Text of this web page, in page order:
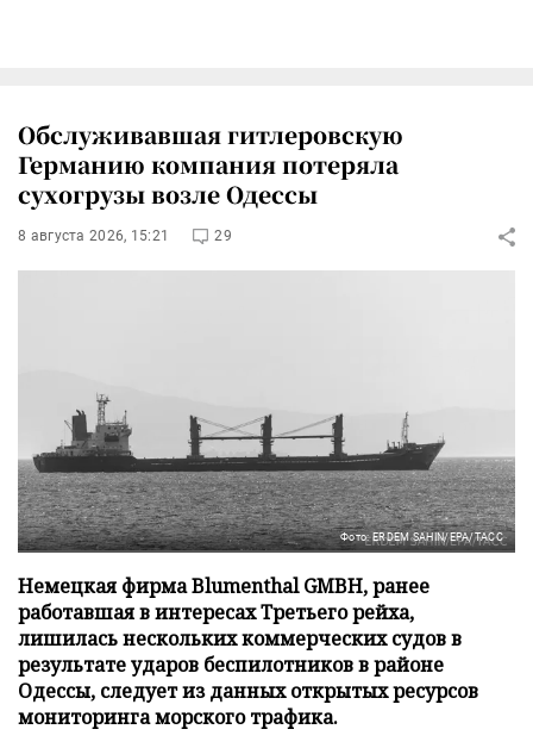
Обслуживавшая гитлеровскую
Германию компания потеряла
сухогрузы возле Одессы
8 августа 2026, 15:21 29
Фото: ERDEM SAHIN/EPA/ТАСС
Немецкая фирма Blumenthal GMBH, ранее
работавшая в интересах Третьего рейха,
лишилась нескольких коммерческих судов в
результате ударов беспилотников в районе
Одессы, следует из данных открытых ресурсов
мониторинга морского трафика.